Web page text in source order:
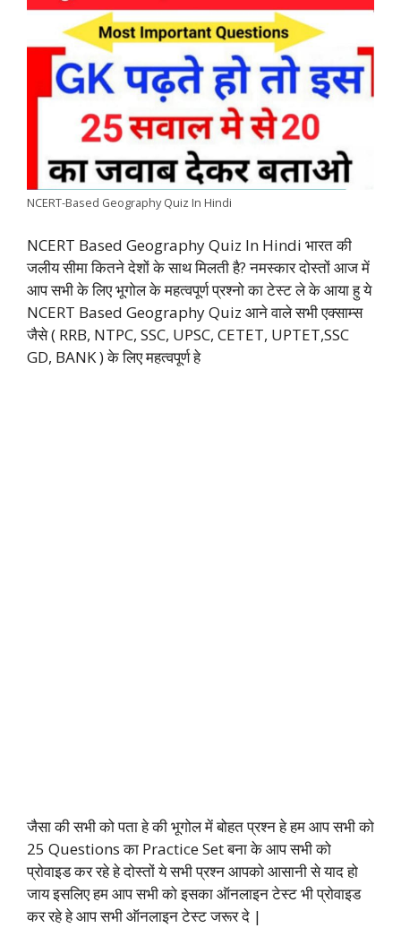
e
b
o
t
s
A
p
t
t
e
k
e
d
n
e
g
r
a
m
y
L
i
k
r
e
NCERT-Based Geography Quiz In Hindi
NCERT Based Geography Quiz In Hindi भारत की
जलीय सीमा कितने देशों के साथ मिलती है? नमस्कार दोस्तों आज में
आप सभी के लिए भूगोल के महत्वपूर्ण प्रश्नो का टेस्ट ले के आया हु ये
NCERT Based Geography Quiz आने वाले सभी एक्साम्स
जैसे ( RRB, NTPC, SSC, UPSC, CETET, UPTET,SSC
GD, BANK ) के लिए महत्वपूर्ण हे
जैसा की सभी को पता हे की भूगोल में बोहत प्रश्न हे हम आप सभी को
25 Questions का Practice Set बना के आप सभी को
प्रोवाइड कर रहे हे दोस्तों ये सभी प्रश्न आपको आसानी से याद हो
जाय इसलिए हम आप सभी को इसका ऑनलाइन टेस्ट भी प्रोवाइड
कर रहे हे आप सभी ऑनलाइन टेस्ट जरूर दे |